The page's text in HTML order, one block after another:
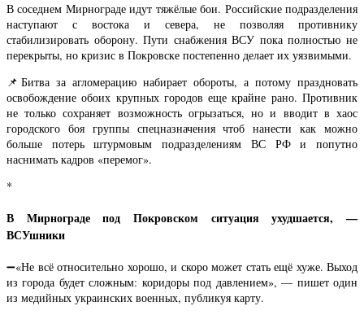
В соседнем Мирнограде идут тяжёлые бои. Российские подразделения
наступают с востока и севера, не позволяя противнику
стабилизировать оборону. Пути снабжения ВСУ пока полностью не
перекрыты, но кризис в Покровске постепенно делает их уязвимыми.
📌Битва за агломерацию набирает обороты, а потому праздновать
освобождение обоих крупных городов еще крайне рано. Противник
не только сохраняет возможность огрызаться, но и вводит в хаос
городского боя группы спецназначения чтоб нанести как можно
больше потерь штурмовым подразделениям ВС РФ и попутно
наснимать кадров «перемог».
*
В Мирнограде под Покровском ситуация ухудшается, —
ВСУшники
➖«Не всё относительно хорошо, и скоро может стать ещё хуже. Выход
из города будет сложным: коридоры под давлением», — пишет один
из медийных украинских военных, публикуя карту.